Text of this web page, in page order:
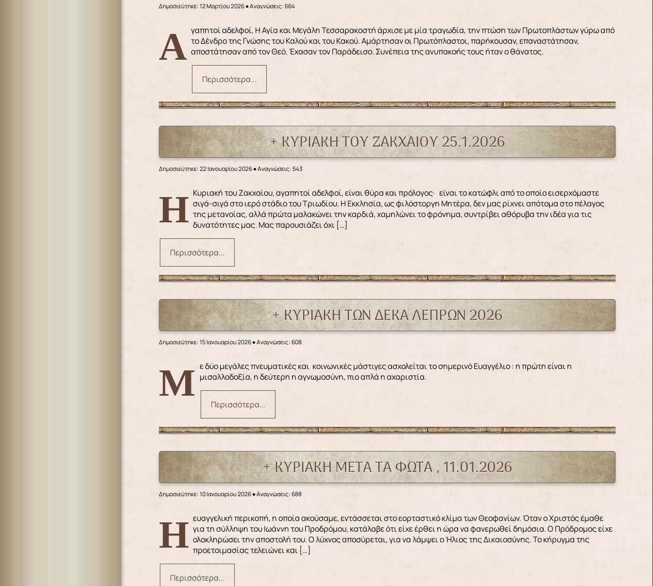
Δημοσιεύτηκε: 12 Μαρτίου 2026●Αναγνώσεις: 664
Αγαπητοί αδελφοί, Η Αγία και Μεγάλη Τεσσαρακοστή άρχισε με μία τραγωδία, την πτώση των Πρωτοπλάστων γύρω από το Δένδρο της Γνώσης του Καλού και του Κακού. Αμάρτησαν οι Πρωτόπλαστοι, παρήκουσαν, επαναστάτησαν,
αποστάτησαν από τον Θεό. Έχασαν τον Παράδεισο. Συνέπεια της ανυπακοής τους ήταν ο θάνατος.
Περισσότερα...
+ ΚΥΡΙΑΚΗ ΤΟΥ ΖΑΚΧΑΙΟΥ 25.1.2026
Δημοσιεύτηκε: 22 Ιανουαρίου 2026●Αναγνώσεις: 543
Η Κυριακή του Ζακχαίου, αγαπητοί αδελφοί, είναι θύρα και πρόλογος· είναι το κατώφλι από το οποίο εισερχόμαστε σιγά-σιγά στο ιερό στάδιο του Τριωδίου. Η Εκκλησία, ως φιλόστοργη Μητέρα, δεν μας ρίχνει απότομα στο πέλαγος
της μετανοίας, αλλά πρώτα μαλακώνει την καρδιά, χαμηλώνει το φρόνημα, συντρίβει αθόρυβα την ιδέα για τις
δυνατότητες μας. Μας παρουσιάζει όχι […]
Περισσότερα...
+ ΚΥΡΙΑΚΗ ΤΩΝ ΔΕΚΑ ΛΕΠΡΩΝ 2026
Δημοσιεύτηκε: 15 Ιανουαρίου 2026●Αναγνώσεις: 608
Με δύο μεγάλες πνευματικές και κοινωνικές μάστιγες ασχολείται το σημερινό Ευαγγέλιο : η πρώτη είναι η μισαλλοδοξία, η δεύτερη η αγνωμοσύνη, πιο απλά η αχαριστία.
Περισσότερα...
+ ΚΥΡΙΑΚΗ ΜΕΤΑ ΤΑ ΦΩΤΑ , 11.01.2026
Δημοσιεύτηκε: 10 Ιανουαρίου 2026●Αναγνώσεις: 688
Η ευαγγελική περικοπή, η οποία ακούσαμε, εντάσσεται στο εορταστικό κλίμα των Θεοφανίων. Όταν ο Χριστός έμαθε για τη σύλληψη του Ιωάννη του Προδρόμου, κατάλαβε ότι είχε έρθει η ώρα να φανερωθεί δημόσια. Ο Πρόδρομος είχε
ολοκληρώσει την αποστολή του. Ο λύχνος αποσύρεται, για να λάμψει ο Ήλιος της Δικαιοσύνης. Το κήρυγμα της
προετοιμασίας τελειώνει και […]
Περισσότερα...